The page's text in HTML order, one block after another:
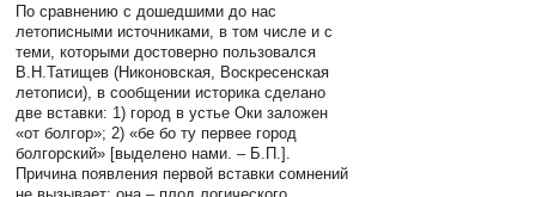
По сравнению с дошедшими до нас
летописными источниками, в том числе и с
теми, которыми достоверно пользовался
В.Н.Татищев (Никоновская, Воскресенская
летописи), в сообщении историка сделано
две вставки: 1) город в устье Оки заложен
«от болгор»; 2) «бе бо ту первее город
болгорский» [выделено нами. – Б.П.].
Причина появления первой вставки сомнений